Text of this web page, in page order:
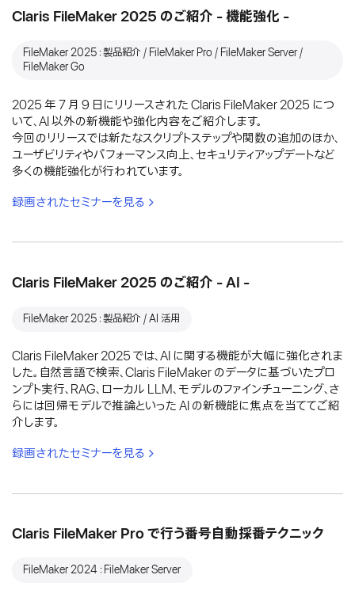
Claris FileMaker 2025 のご紹介 - 機能強化 -
FileMaker 2025：製品紹介 / FileMaker Pro / FileMaker Server /
FileMaker Go
2025 年 7 月 9 日にリリースされた Claris FileMaker 2025 につ
いて、AI 以外の新機能や強化内容をご紹介します。
今回のリリースでは新たなスクリプトステップや関数の追加のほか、
ユーザビリティやパフォーマンス向上、セキュリティアップデートなど
多くの機能強化が行われています。
録画されたセミナーを見る
Claris FileMaker 2025 のご紹介 - AI -
FileMaker 2025：製品紹介 / AI 活用
Claris FileMaker 2025 では、AI に関する機能が大幅に強化されま
した。自然言語で検索、Claris FileMaker のデータに基づいたプロ
ンプト実行、RAG、ローカル LLM、モデルのファインチューニング、さ
らには回帰モデルで推論といった AI の新機能に焦点を当ててご紹
介します。
録画されたセミナーを見る
Claris FileMaker Pro で行う番号自動採番テクニック
FileMaker 2024：FileMaker Server